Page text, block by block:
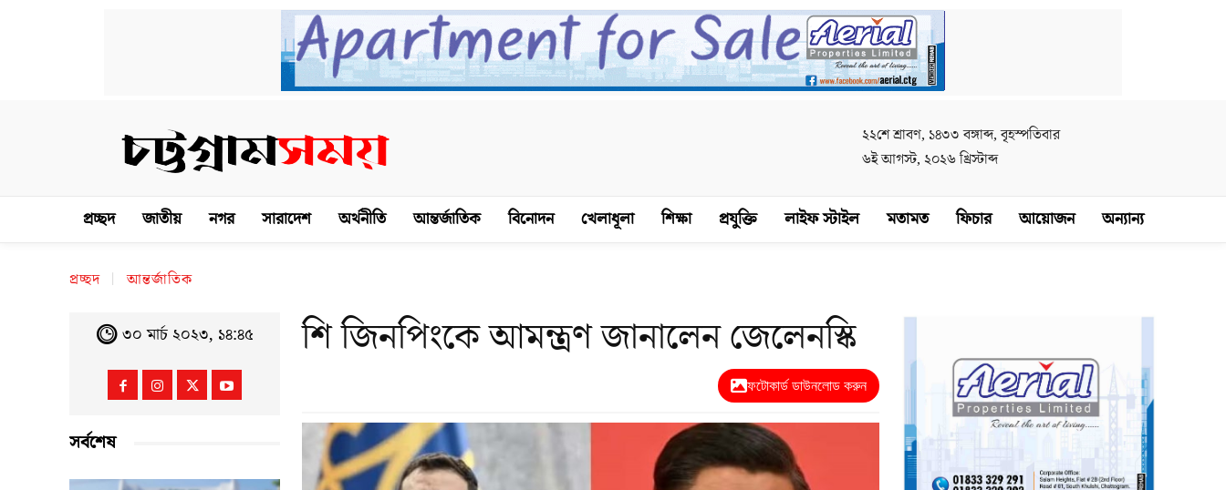
২২শে শ্রাবণ, ১৪৩৩ বঙ্গাব্দ, বৃহস্পতিবার
৬ই আগস্ট, ২০২৬ খ্রিস্টাব্দ
প্রচ্ছদ জাতীয় নগর সারাদেশ অর্থনীতি আন্তর্জাতিক বিনোদন খেলাধূলা শিক্ষা প্রযুক্তি লাইফ স্টাইল মতামত ফিচার আয়োজন অন্যান্য
প্রচ্ছদ আন্তর্জাতিক
৩০ মার্চ ২০২৩, ১৪:৪৫
সর্বশেষ
শি জিনপিংকে আমন্ত্রণ জানালেন জেলেনস্কি
ফটোকার্ড ডাউনলোড করুন